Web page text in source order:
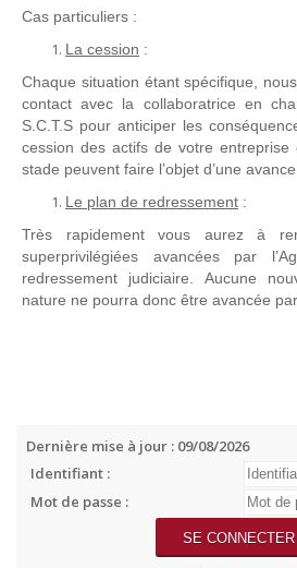
Cas particuliers :
La cession :
Chaque situation étant spécifique,
contact avec la collaboratrice en
S.C.T.S pour anticiper les
cession des actifs de votre
stade peuvent faire l’objet d’une avance
Le plan de redressement :
Très rapidement vous aurez à
superprivilégiées avancées par
redressement judiciaire. Aucune
nature ne pourra donc être avancée
Dernière mise à jour : 09/08/2026
Identifiant :
Mot de passe :